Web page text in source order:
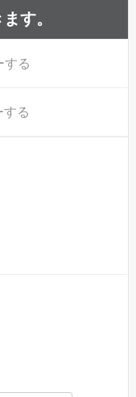
す。
する
する